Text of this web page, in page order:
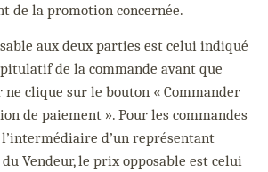
de la promotion concernée.
aux deux parties est celui indiqué
de la commande avant que
clique sur le bouton « Commander
de paiement ». Pour les commandes
l’intermédiaire d’un représentant
Vendeur, le prix opposable est celui